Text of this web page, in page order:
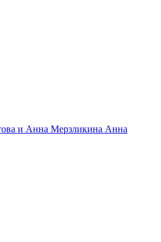
и Анна Мерзликина Анна